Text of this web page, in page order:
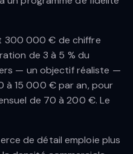
300 000 € de chiffre
de 3 à 5 % du
— un objectif réaliste —
à 15 000 € par an, pour
de 70 à 200 €. Le
de détail emploie plus